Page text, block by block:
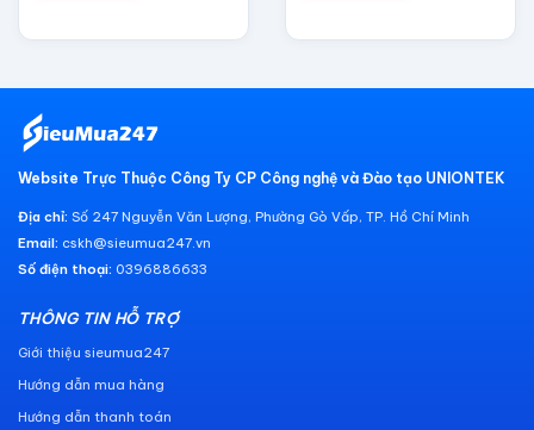
Website Trực Thuộc Công Ty CP Công nghệ và Đào tạo UNIONTEK
Địa chỉ: Số 247 Nguyễn Văn Lượng, Phường Gò Vấp, TP. Hồ Chí Minh
Email: cskh@sieumua247.vn
Số điện thoại: 0396886633
THÔNG TIN HỖ TRỢ
Giới thiệu sieumua247
Hướng dẫn mua hàng
Hướng dẫn thanh toán